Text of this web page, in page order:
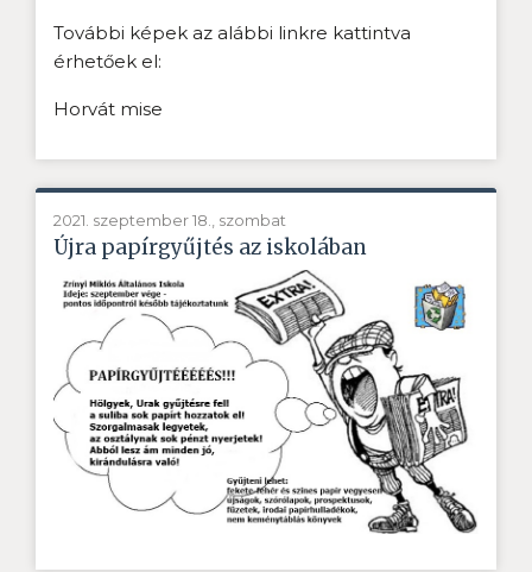
További képek az alábbi linkre kattintva
érhetőek el:
Horvát mise
2021. szeptember 18., szombat
Újra papírgyűjtés az iskolában